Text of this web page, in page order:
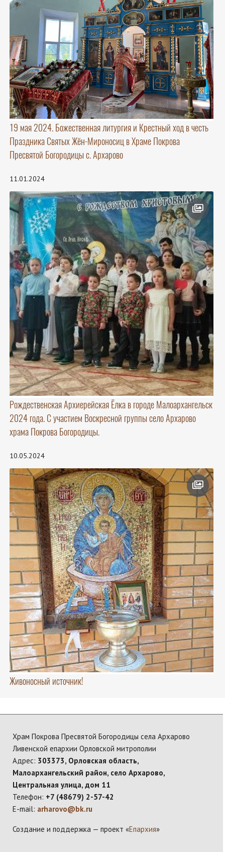
19 мая 2024. Божественная литургия и Крестный ход в честь
Праздника Святых Жён-Мироносиц в Храме Покрова
Пресвятой Богородицы с. Архарово
11.01.2024
Рождественская Архиерейская Ёлка в городе Малоархангельск
2024 года. С участием Воскресной группы село Архарово
храма Покрова Богородицы.
10.05.2024
Живоносный источник!
Храм Покрова Пресвятой Богородицы села Архарово
Ливенской епархии Орловской митрополии
Адрес: 303373, Орловская область,
Малоархангельский район, село Архарово,
Центральная улица, дом 11
Телефон: +7 (48679) 2-57-42
E-mail: arharovo@bk.ru
Создание и поддержка — проект «Епархия»